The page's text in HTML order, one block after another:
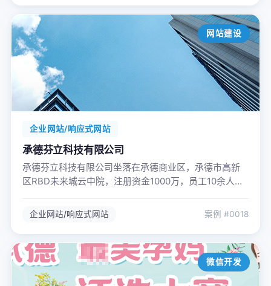
网站建设
企业网站/响应式网站
承德芬立科技有限公司
承德芬立科技有限公司坐落在承德商业区，承德市高新
区RBD未来城云中院，注册资金1000万，员工10余人，
销售、消防器材销售、计算机软硬件及辅助设备零售、
子产品销售、五金产品零售、机械设备销售、金属材料
销售、体育用品及器材零售、环境应急技术装备销售、
机械电气设备销售、专业保洁服务、服装服饰零售、食
品销售、劳动保护用品销售、安防设备销售、针纺织品
企业网站/响应式网站 案例 #0018
微信开发